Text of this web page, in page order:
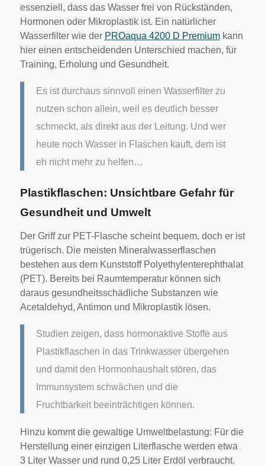
essenziell, dass das Wasser frei von Rückständen,
Hormonen oder Mikroplastik ist. Ein natürlicher
Wasserfilter wie der PROaqua 4200 D Premiumkann
hier einen entscheidenden Unterschied machen, für
Training, Erholung und Gesundheit.
Es ist durchaus sinnvoll einen Wasserfilter zu
nutzen schon allein, weil es deutlich besser
schmeckt, als direkt aus der Leitung. Und wer
heute noch Wasser in Flaschen kauft, dem ist
eh nicht mehr zu helfen…
Plastikflaschen: Unsichtbare Gefahr für
Gesundheit und Umwelt
Der Griff zur PET-Flasche scheint bequem, doch er ist
trügerisch. Die meisten Mineralwasserflaschen
bestehen aus dem Kunststoff Polyethylenterephthalat
(PET). Bereits bei Raumtemperatur können sich
daraus gesundheitsschädliche Substanzen wie
Acetaldehyd, Antimon und Mikroplastik lösen.
Studien zeigen, dass hormonaktive Stoffe aus
Plastikflaschen in das Trinkwasser übergehen
und damit den Hormonhaushalt stören, das
Immunsystem schwächen und die
Fruchtbarkeit beeinträchtigen können.
Hinzu kommt die gewaltige Umweltbelastung: Für die
Herstellung einer einzigen Literflasche werden etwa
3 Liter Wasser und rund 0,25 Liter Erdöl verbraucht.